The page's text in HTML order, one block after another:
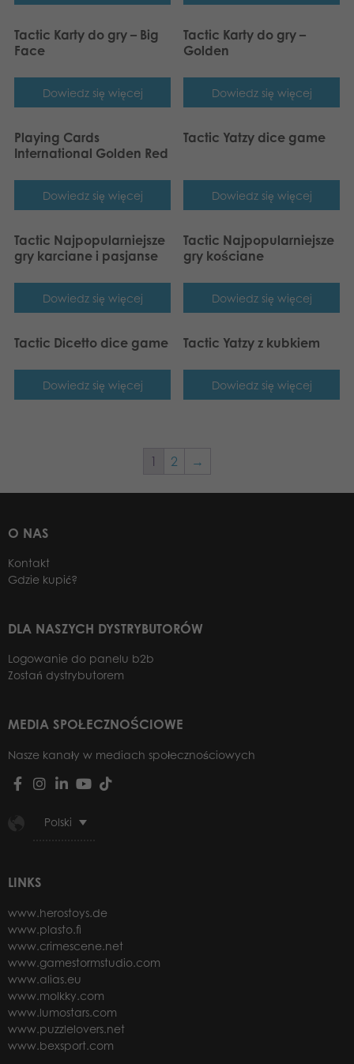
Tactic Karty do gry – Big
Face
Dowiedz się więcej
Tactic Karty do gry –
Golden
Dowiedz się więcej
Playing Cards
International Golden Red
Dowiedz się więcej
Tactic Yatzy dice game
Dowiedz się więcej
Tactic Najpopularniejsze
gry karciane i pasjanse
Dowiedz się więcej
Tactic Najpopularniejsze
gry kościane
Dowiedz się więcej
Tactic Dicetto dice game
Dowiedz się więcej
Tactic Yatzy z kubkiem
Dowiedz się więcej
1 2 →
O NAS
Kontakt
Gdzie kupić?
DLA NASZYCH DYSTRYBUTORÓW
Logowanie do panelu b2b
Zostań dystrybutorem
MEDIA SPOŁECZNOŚCIOWE
Nasze kanały w mediach społecznościowych
Polski
LINKS
www.herostoys.de
www.plasto.fi
www.crimescene.net
www.gamestormstudio.com
www.alias.eu
www.molkky.com
www.lumostars.com
www.puzzlelovers.net
www.bexsport.com